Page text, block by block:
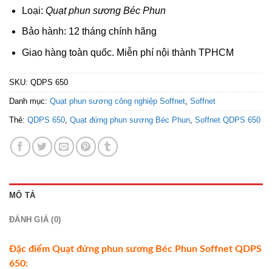
Loại: Quạt phun sương Béc Phun
Bảo hành: 12 tháng chính hãng
Giao hàng toàn quốc. Miễn phí nội thành TPHCM
SKU: QDPS 650
Danh mục: Quạt phun sương công nghiệp Soffnet Soffnet
Thẻ: QDPS 650 Quạt đứng phun sương Béc Phun Soffnet QDPS 650
MÔ TẢ
ĐÁNH GIÁ (0)
Đặc điểm Quạt đứng phun sương Béc Phun Soffnet QDPS
650: